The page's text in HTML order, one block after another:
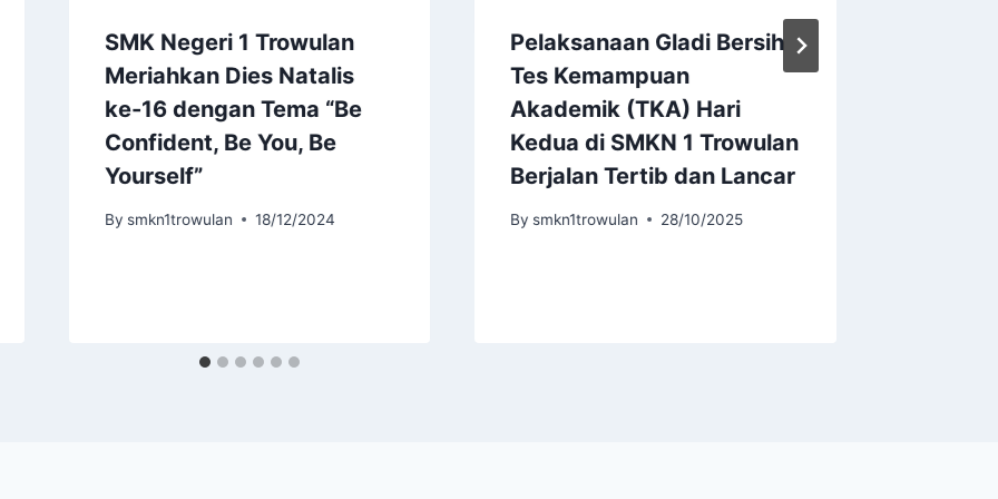
SMK Negeri 1 Trowulan
Meriahkan Dies Natalis
ke-16 dengan Tema “Be
Confident, Be You, Be
Yourself”
By smkn1trowulan 18/12/2024
Pelaksanaan Gladi Bersih
Tes Kemampuan
Akademik (TKA) Hari
Kedua di SMKN 1 Trowulan
Berjalan Tertib dan Lancar
By smkn1trowulan 28/10/2025